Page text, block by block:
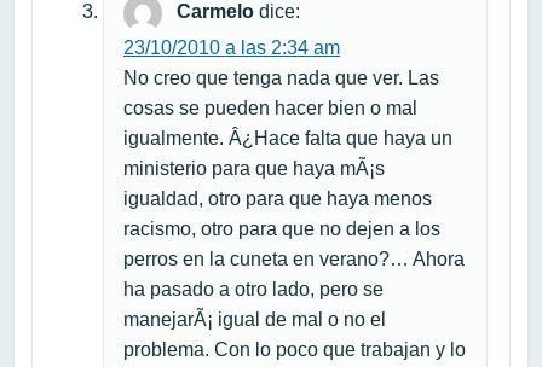
Carmelo dice:
23/10/2010 a las 2:34 am
No creo que tenga nada que ver. Las
cosas se pueden hacer bien o mal
igualmente. Â¿Hace falta que haya un
ministerio para que haya mÃ¡s
igualdad, otro para que haya menos
racismo, otro para que no dejen a los
perros en la cuneta en verano?… Ahora
ha pasado a otro lado, pero se
manejarÃ¡ igual de mal o no el
problema. Con lo poco que trabajan y lo